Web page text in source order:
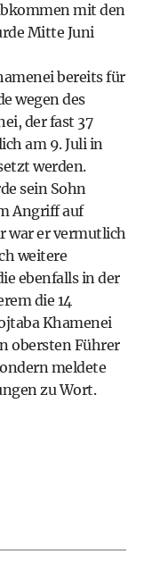
mit den
Mitte Juni
bereits für
wegen des
der fast 37
am 9. Juli in
werden.
sein Sohn
Angriff auf
war er vermutlich
weitere
ebenfalls in der
die 14
Khamenei
obersten Führer
meldete
zu Wort.